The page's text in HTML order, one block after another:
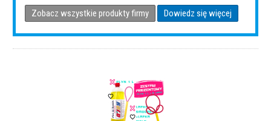
Zobacz wszystkie produkty firmy Dowiedz się więcej